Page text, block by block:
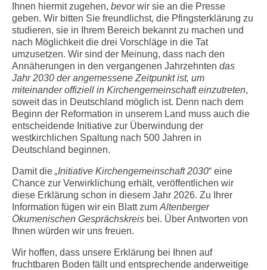
Ihnen hiermit zugehen, bevorwir sie an die Presse
geben. Wir bitten Sie freundlichst, die Pfingsterklärung zu
studieren, sie in Ihrem Bereich bekannt zu machen und
nach Möglichkeit die drei Vorschläge in die Tat
umzusetzen. Wir sind der Meinung, dass nach den
Annäherungen in den vergangenen Jahrzehnten das
Jahr 2030 der angemessene Zeitpunkt ist, um
miteinander offiziell in Kirchengemeinschaft einzutreten,
soweit das in Deutschland möglich ist. Denn nach dem
Beginn der Reformation in unserem Land muss auch die
entscheidende Initiative zur Überwindung der
westkirchlichen Spaltung nach 500 Jahren in
Deutschland beginnen.
Damit die „Initiative Kirchengemeinschaft 2030“ eine
Chance zur Verwirklichung erhält, veröffentlichen wir
diese Erklärung schon in diesem Jahr 2026. Zu Ihrer
Information fügen wir ein Blatt zum Altenberger
Ökumenischen Gesprächskreis bei. Über Antworten von
Ihnen würden wir uns freuen.
Wir hoffen, dass unsere Erklärung bei Ihnen auf
fruchtbaren Boden fällt und entsprechende anderweitige